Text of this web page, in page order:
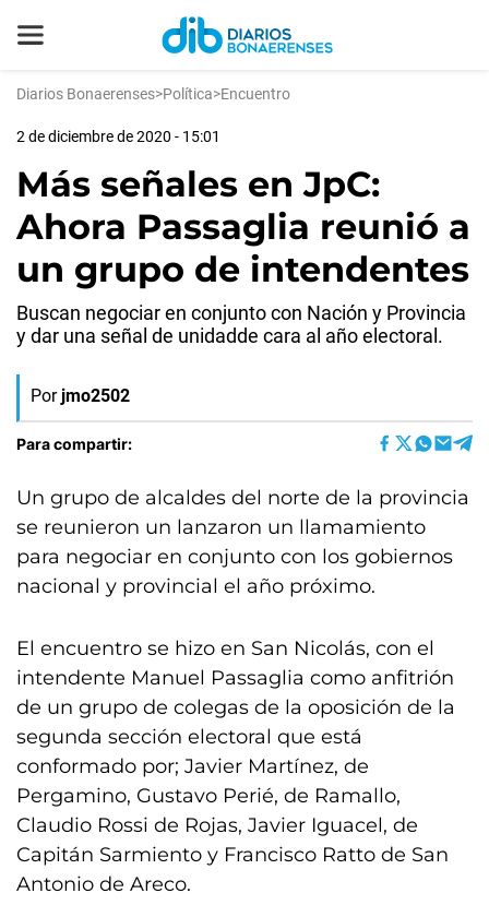
Diarios Bonaerenses>Política>Encuentro
2 de diciembre de 2020 - 15:01
Más señales en JpC:
Ahora Passaglia reunió a
un grupo de intendentes
Buscan negociar en conjunto con Nación y Provincia
y dar una señal de unidadde cara al año electoral.
Por jmo2502
Para compartir:
Un grupo de alcaldes del norte de la provincia
se reunieron un lanzaron un llamamiento
para negociar en conjunto con los gobiernos
nacional y provincial el año próximo.
El encuentro se hizo en San Nicolás, con el
intendente Manuel Passaglia como anfitrión
de un grupo de colegas de la oposición de la
segunda sección electoral que está
conformado por; Javier Martínez, de
Pergamino, Gustavo Perié, de Ramallo,
Claudio Rossi de Rojas, Javier Iguacel, de
Capitán Sarmiento y Francisco Ratto de San
Antonio de Areco.